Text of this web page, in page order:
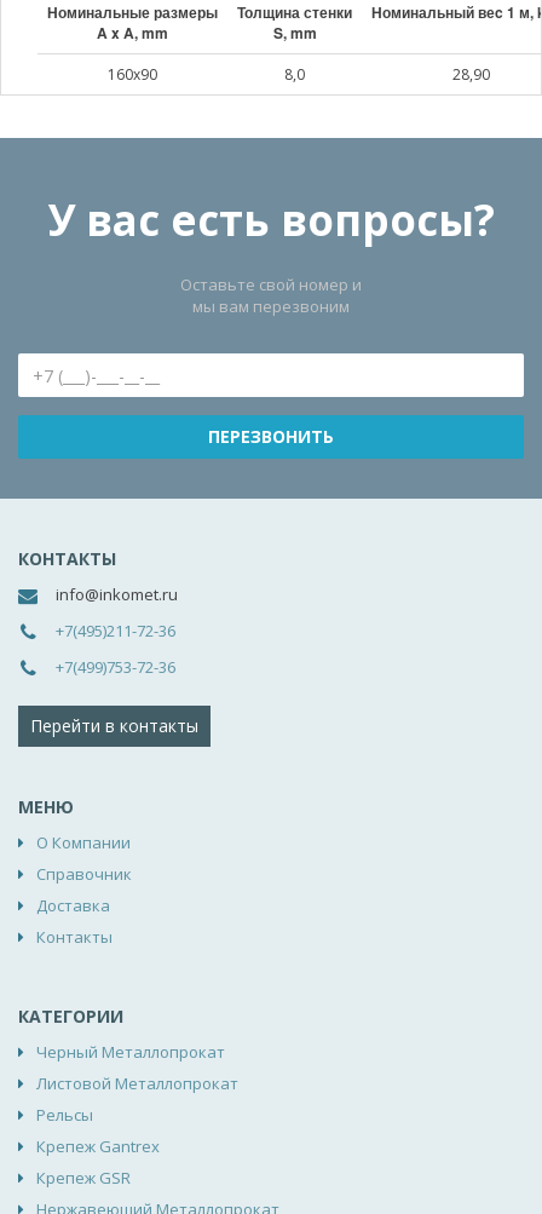
Номинальные размеры
A x A, mm
Толщина стенки
S, mm
Номинальный веc 1 м,
160x90 8,0 28,90
У вас есть вопросы?
Оставьте свой номер и
мы вам перезвоним
КОНТАКТЫ
info@inkomet.ru
+7(495)211-72-36
+7(499)753-72-36
Перейти в контакты
МЕНЮ
О Компании
Справочник
Доставка
Контакты
КАТЕГОРИИ
Черный Металлопрокат
Листовой Металлопрокат
Рельсы
Крепеж Gantrex
Крепеж GSR
Нержавеющий Металлопрокат